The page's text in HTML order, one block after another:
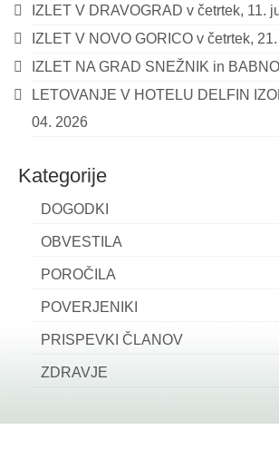
IZLET V DRAVOGRAD v četrtek, 11.
IZLET V NOVO GORICO v četrtek,
IZLET NA GRAD SNEŽNIK in
LETOVANJE V HOTELU DELFIN
04. 2026
Kategorije
DOGODKI
OBVESTILA
POROČILA
POVERJENIKI
PRISPEVKI ČLANOV
ZDRAVJE